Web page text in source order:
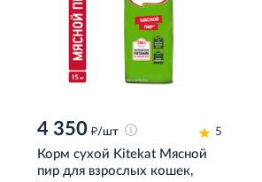
4 350 д/шт 5
Корм сухой Kitekat Мясной
пир для взрослых кошек,